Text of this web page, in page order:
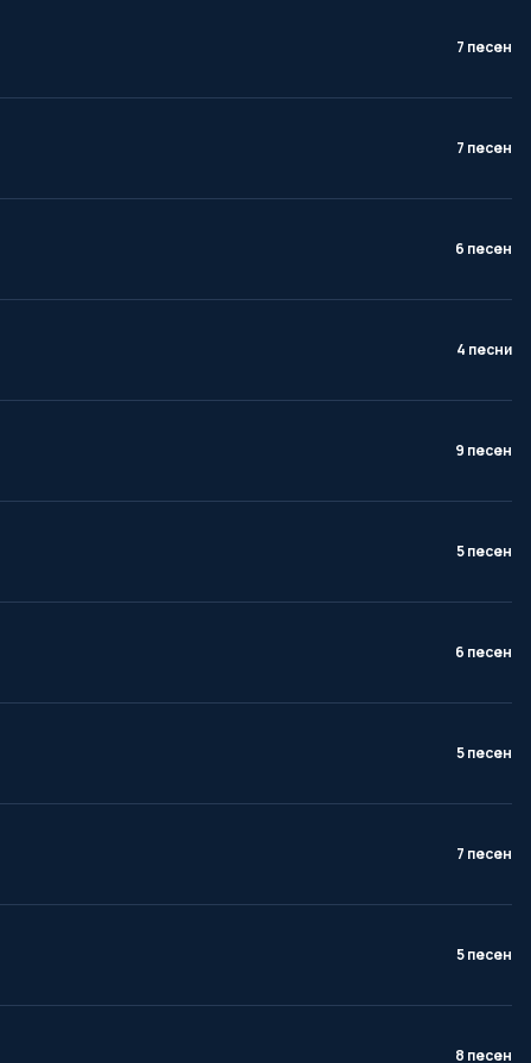
7 песен
7 песен
6 песен
4 песни
9 песен
5 песен
6 песен
5 песен
7 песен
5 песен
8 песен